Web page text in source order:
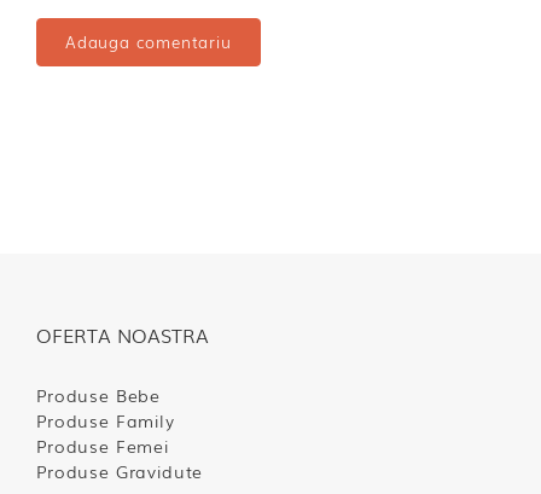
OFERTA NOASTRA
Produse Bebe
Produse Family
Produse Femei
Produse Gravidute